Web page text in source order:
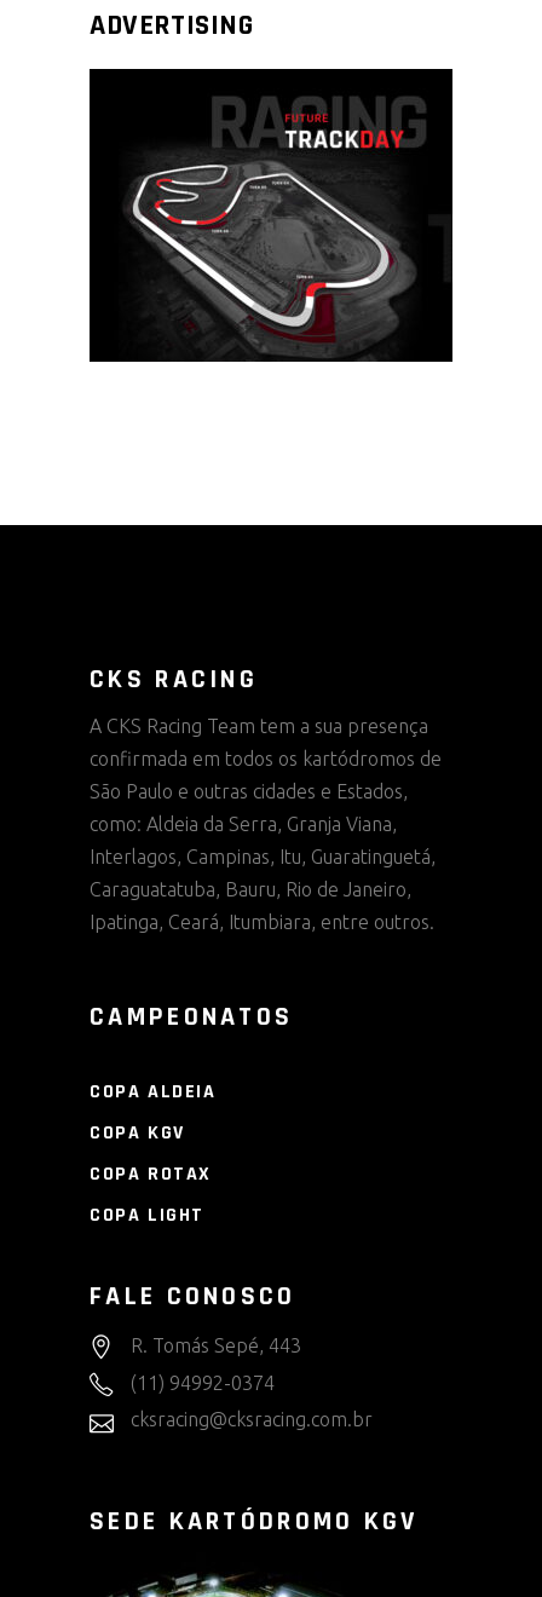
ADVERTISING
CKS RACING
A CKS Racing Team tem a sua presença
confirmada em todos os kartódromos de
São Paulo e outras cidades e Estados,
como: Aldeia da Serra, Granja Viana,
Interlagos, Campinas, Itu, Guaratinguetá,
Caraguatatuba, Bauru, Rio de Janeiro,
Ipatinga, Ceará, Itumbiara, entre outros.
CAMPEONATOS
COPA ALDEIA
COPA KGV
COPA ROTAX
COPA LIGHT
FALE CONOSCO
R. Tomás Sepé, 443
(11) 94992-0374
cksracing@cksracing.com.br
SEDE KARTÓDROMO KGV